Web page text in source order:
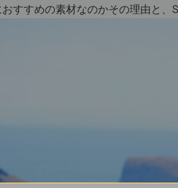
すすめの素材なのかその理由と、